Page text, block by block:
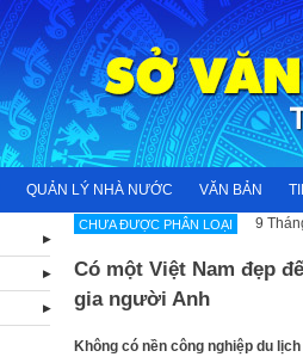
QUẢN LÝ NHÀ NƯỚC VĂN BẢN
CHƯA ĐƯỢC PHÂN LOẠI 9
Có một Việt Nam đẹp
gia người Anh
Không có nền công nghiệp du